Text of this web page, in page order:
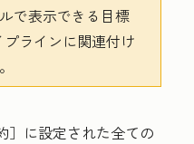
で表示できる目標
プラインに関連付け
］に設定された全ての